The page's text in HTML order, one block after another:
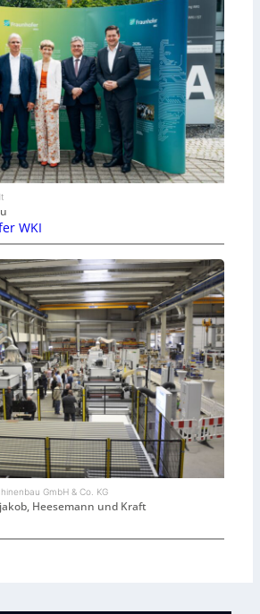
WKI
GmbH & Co. KG
Heesemann und Kraft